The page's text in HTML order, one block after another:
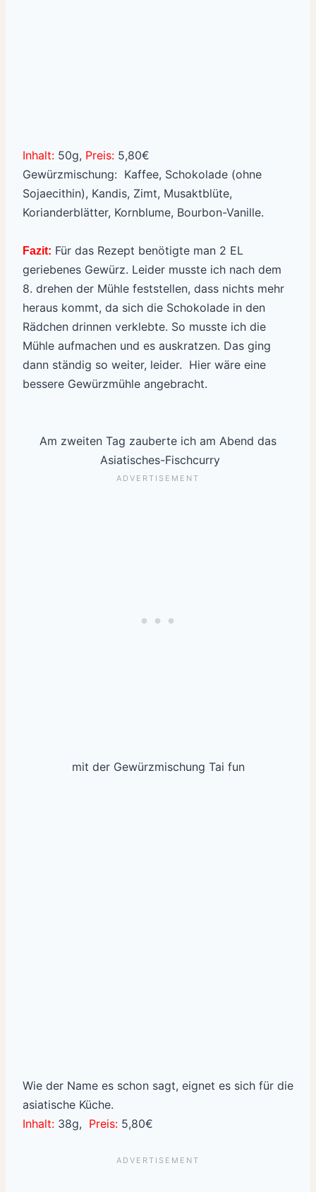
Inhalt: 50g, Preis: 5,80€
Gewürzmischung: Kaffee, Schokolade (ohne
Sojaecithin), Kandis, Zimt, Musaktblüte,
Korianderblätter, Kornblume, Bourbon-Vanille.
Fazit: Für das Rezept benötigte man 2 EL
geriebenes Gewürz. Leider musste ich nach dem
8. drehen der Mühle feststellen, dass nichts mehr
heraus kommt, da sich die Schokolade in den
Rädchen drinnen verklebte. So musste ich die
Mühle aufmachen und es auskratzen. Das ging
dann ständig so weiter, leider. Hier wäre eine
bessere Gewürzmühle angebracht.
Am zweiten Tag zauberte ich am Abend das
Asiatisches-Fischcurry
mit der Gewürzmischung Tai fun
Wie der Name es schon sagt, eignet es sich für die
asiatische Küche.
Inhalt: 38g, Preis: 5,80€